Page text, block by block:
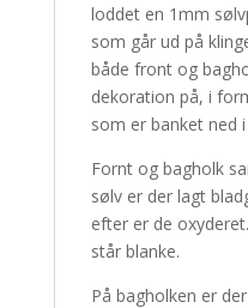
loddet en 1mm
som går ud på
både front og
dekoration på, i
som er banket ned
Fornt og bagholk
sølv er der lagt
efter er de
står blanke.
På bagholken er